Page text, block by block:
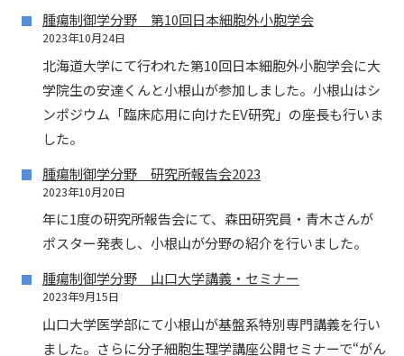
腫瘍制御学分野 第10回日本細胞外小胞学会
2023年10月24日
北海道大学にて行われた第10回日本細胞外小胞学会に大
学院生の安達くんと小根山が参加しました。小根山はシ
ンポジウム「臨床応用に向けたEV研究」の座長も行いま
した。
腫瘍制御学分野 研究所報告会2023
2023年10月20日
年に1度の研究所報告会にて、森田研究員・青木さんが
ポスター発表し、小根山が分野の紹介を行いました。
腫瘍制御学分野 山口大学講義・セミナー
2023年9月15日
山口大学医学部にて小根山が基盤系特別専門講義を行い
ました。さらに分子細胞生理学講座公開セミナーで“がん